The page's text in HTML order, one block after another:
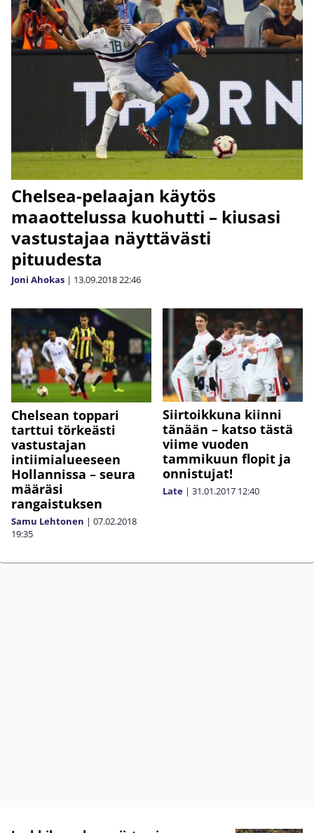
Chelsea-pelaajan käytös
maaottelussa kuohutti – kiusasi
vastustajaa näyttävästi
pituudesta
Joni Ahokas | 13.09.201822:46
Chelsean toppari
tarttui törkeästi
vastustajan
intiimialueeseen
Hollannissa – seura
määräsi
rangaistuksen
Samu Lehtonen | 07.02.2018
19:35
Siirtoikkuna kiinni
tänään – katso tästä
viime vuoden
tammikuun flopit ja
onnistujat!
Late | 31.01.2017 12:40